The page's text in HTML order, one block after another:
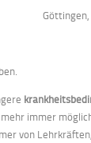
immer
von